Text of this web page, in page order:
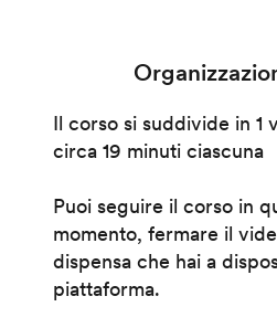
Il corso si suddivide in 1
circa 19 minuti ciascuna
Puoi seguire il corso in
momento, fermare il
dispensa che hai a
piattaforma.